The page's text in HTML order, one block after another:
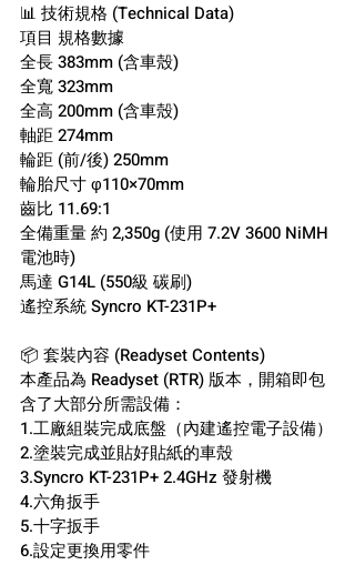
📊 技術規格 (Technical Data)
項目 規格數據
全長 383mm (含車殼)
全寬 323mm
全高 200mm (含車殼)
軸距 274mm
輪距 (前/後) 250mm
輪胎尺寸 φ110×70mm
齒比 11.69:1
全備重量 約 2,350g (使用 7.2V 3600 NiMH
電池時)
馬達 G14L (550級 碳刷)
遙控系統 Syncro KT-231P+
📦 套裝內容 (Readyset Contents)
本產品為 Readyset (RTR) 版本，開箱即包
含了大部分所需設備：
1.工廠組裝完成底盤（內建遙控電子設備）
2.塗裝完成並貼好貼紙的車殼
3.Syncro KT-231P+ 2.4GHz 發射機
4.六角扳手
5.十字扳手
6.設定更換用零件